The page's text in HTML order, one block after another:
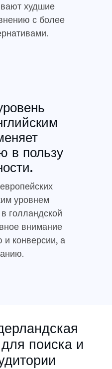
худшие
с более
в пользу
уровнем
голландской
внимание
и конверсии, а
поиска и